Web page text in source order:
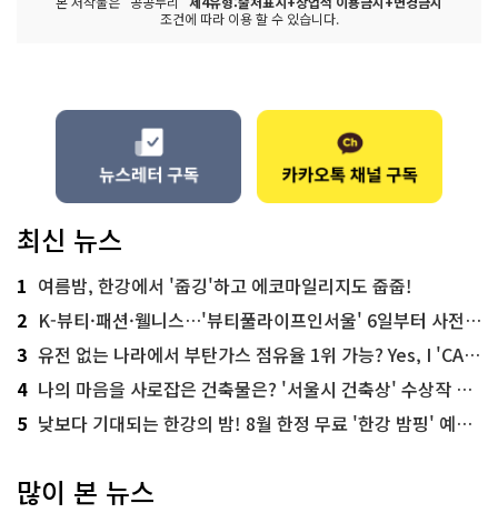
조건에 따라 이용 할 수 있습니다.
최신 뉴스
1 여름밤, 한강에서 '줍깅'하고 에코마일리지도 줍줍!
2 K-뷰티·패션·웰니스…'뷰티풀라이프인서울' 6일부터 사전 예약
3 유전 없는 나라에서 부탄가스 점유율 1위 가능? Yes, I 'CAN'
4 나의 마음을 사로잡은 건축물은? '서울시 건축상' 수상작 공개!
5 낮보다 기대되는 한강의 밤! 8월 한정 무료 '한강 밤핑' 예약은?
많이 본 뉴스